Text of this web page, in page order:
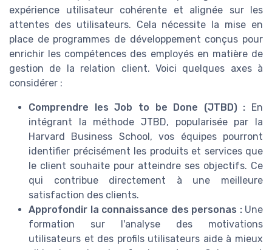
expérience utilisateur cohérente et alignée sur les
attentes des utilisateurs. Cela nécessite la mise en
place de programmes de développement conçus pour
enrichir les compétences des employés en matière de
gestion de la relation client. Voici quelques axes à
considérer :
Comprendre les Job to be Done (JTBD) : En
intégrant la méthode JTBD, popularisée par la
Harvard Business School, vos équipes pourront
identifier précisément les produits et services que
le client souhaite pour atteindre ses objectifs. Ce
qui contribue directement à une meilleure
satisfaction des clients.
Approfondir la connaissance des personas :Une
formation sur l'analyse des motivations
utilisateurs et des profils utilisateurs aide à mieux